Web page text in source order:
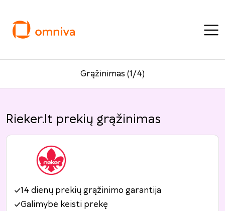
Grąžinimas (1/4)
Rieker.lt prekių grąžinimas
14 dienų prekių grąžinimo garantija
Galimybė keisti prekę